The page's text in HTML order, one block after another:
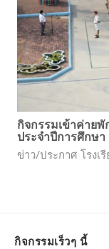
กิจกรรมเข้าค่าย
ประจำปีการศึกษา
ข่าว/ประกาศ โรงเ
กิจกรรมเร็วๆ นี้